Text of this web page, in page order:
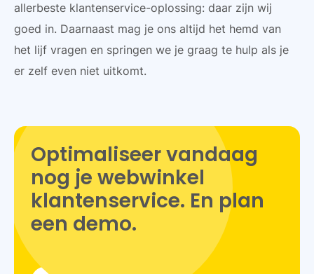
allerbeste klantenservice-oplossing: daar zijn wij
goed in. Daarnaast mag je ons altijd het hemd van
het lijf vragen en springen we je graag te hulp als je
er zelf even niet uitkomt.
Optimaliseer vandaag
nog je webwinkel
klantenservice. En plan
een demo.